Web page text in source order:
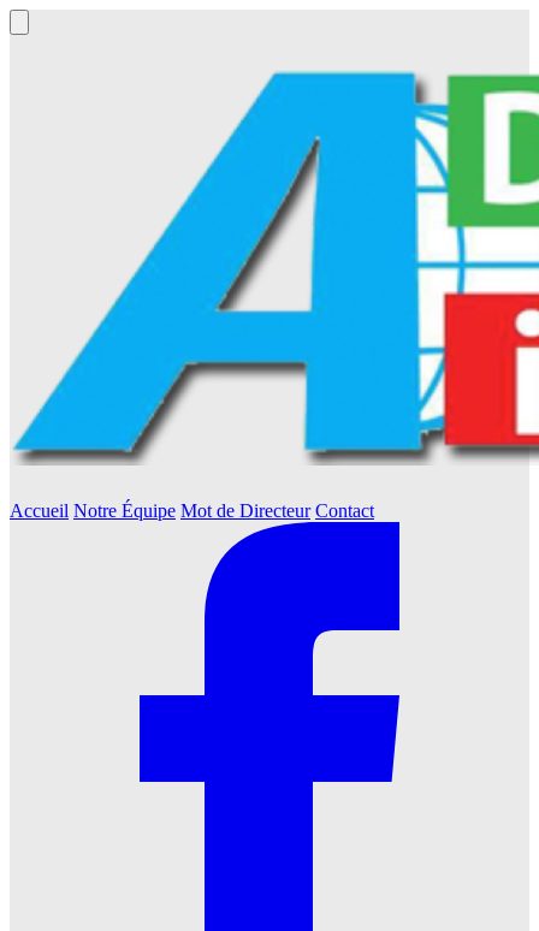
Accueil Notre Équipe Mot de Directeur Contact